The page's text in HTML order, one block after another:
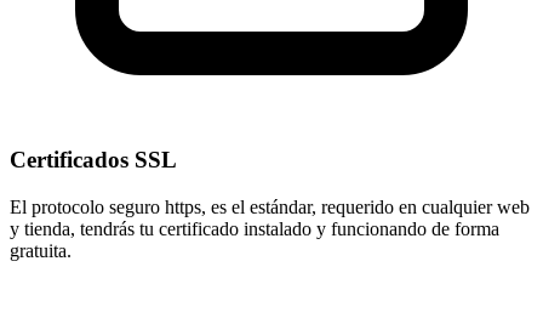
Certificados SSL
El protocolo seguro https, es el estándar, requerido en cualquier web
y tienda, tendrás tu certificado instalado y funcionando de forma
gratuita.